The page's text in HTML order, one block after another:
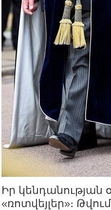
Իր կենդանության
«ռոտվեյլեր»։